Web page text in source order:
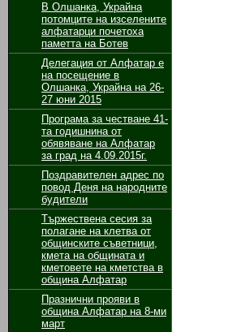
В Олшанка, Украйна
потомците на изселените
алфатарци почетоха
паметта на Ботев
Делегация от Алфатар е
на посещение в
Олшанка, Украйна на 26-
27 юни 2015
Програма за честване 41-
та годишнина от
обявяване на Алфатар
за град на 4.09.2015г.
Поздравителен адрес по
повод Деня на народните
будители
Тържествена сесия за
полагане на клетва от
общинските съветници,
кмета на общината и
кметовете на кметства в
община Алфатар
Празнични прояви в
община Алфатар на 8-ми
март